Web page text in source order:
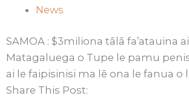
News
SAMOA : $3miliona tālā fa’atauina
Matagaluega o Tupe le pamu
ai le faipisinisi ma lē ona le fanua o
Share This Post: